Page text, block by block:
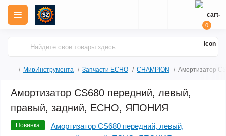
0
МирИнструмента Запчасти ECHO CHAMPION Амортизатор
Амортизатор CS680 передний, левый,
правый, задний, ECHO, ЯПОНИЯ
Новинка